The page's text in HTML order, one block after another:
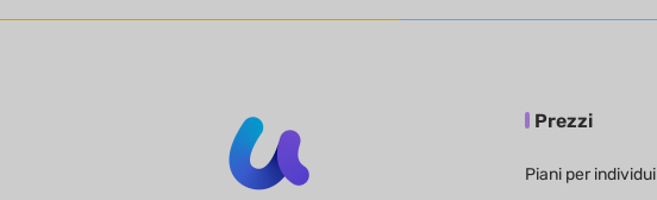
Prezzi
Piani per individui